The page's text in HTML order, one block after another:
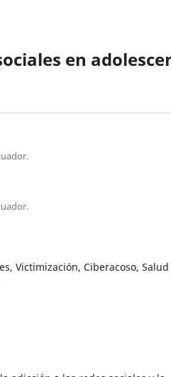
en
Victimización, Ciberacoso, Salud